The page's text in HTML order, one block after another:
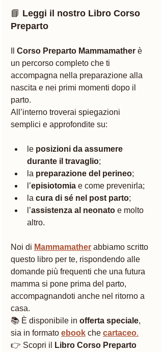
📘 Leggi il nostro Libro Corso
Preparto
Corso Preparto Mammamather è
un percorso completo che ti
accompagna nella preparazione alla
nascita e nei primi momenti dopo il
parto.
All’interno troverai spiegazioni
semplici e approfondite su:
le posizioni da assumere
durante il travaglio;
la preparazione del perineo;
l’episiotomia e come prevenirla;
la cura di sé nel post parto;
l’assistenza al neonato e molto
altro.
Noi di Mammamather abbiamo scritto
questo libro per te, rispondendo alle
domande più frequenti che una futura
mamma si pone prima del parto,
accompagnandoti anche nel ritorno a
casa.
📚 È disponibile in offerta speciale,
sia in formato ebook che cartaceo.
👉 Scopri il
Libro Corso Preparto